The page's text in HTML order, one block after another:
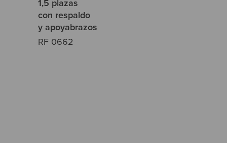
1,5 plazas
con respaldo
y apoyabrazos
RF 0662